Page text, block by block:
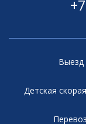
Выезд
Детская